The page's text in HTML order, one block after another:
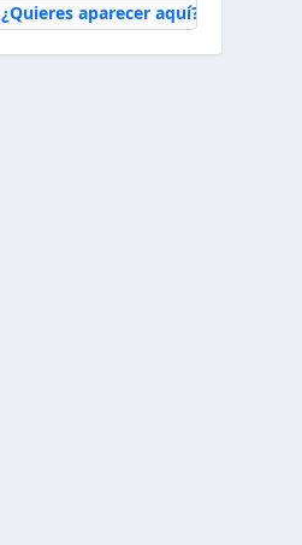
¿Quieres aparecer aquí?